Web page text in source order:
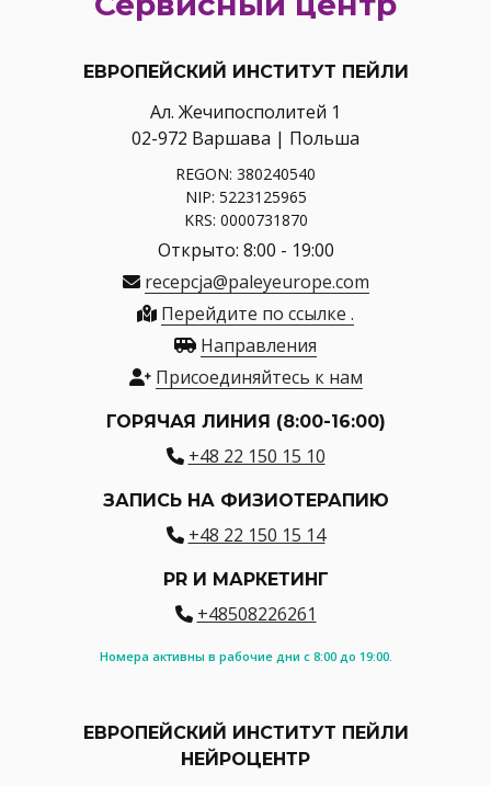
ЕВРОПЕЙСКИЙ ИНСТИТУТ ПЕЙЛИ
Ал. Жечипосполитей 1
02-972 Варшава | Польша
REGON: 380240540
NIP: 5223125965
KRS: 0000731870
Открыто: 8:00 - 19:00
recepcja@paleyeurope.com
Перейдите по ссылке .
Направления
Присоединяйтесь к нам
ГОРЯЧАЯ ЛИНИЯ (8:00-16:00)
+48 22 150 15 10
ЗАПИСЬ НА ФИЗИОТЕРАПИЮ
+48 22 150 15 14
PR И МАРКЕТИНГ
+48508226261
Номера активны в рабочие дни с 8:00 до 19:00.
ЕВРОПЕЙСКИЙ ИНСТИТУТ ПЕЙЛИ
НЕЙРОЦЕНТР